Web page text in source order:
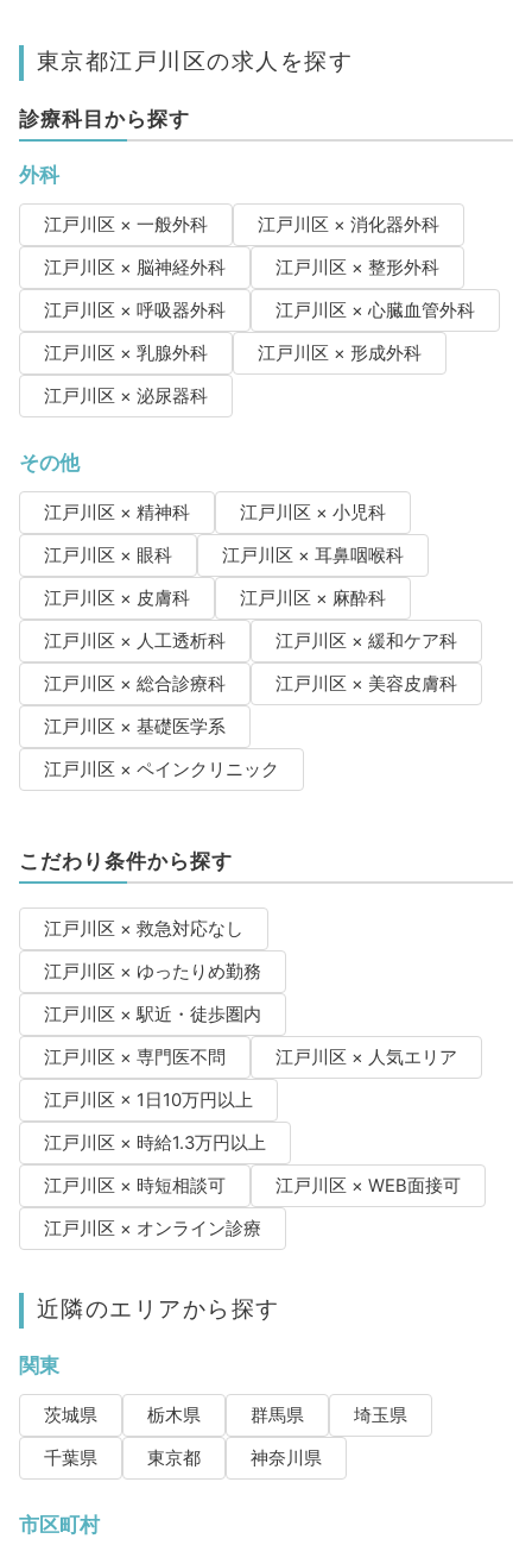
東京都江戸川区の求人を探す
診療科目から探す
外科
江戸川区 × 一般外科
江戸川区 × 消化器外科
江戸川区 × 脳神経外科
江戸川区 × 整形外科
江戸川区 × 呼吸器外科
江戸川区 × 心臓血管外科
江戸川区 × 乳腺外科
江戸川区 × 形成外科
江戸川区 × 泌尿器科
その他
江戸川区 × 精神科
江戸川区 × 小児科
江戸川区 × 眼科
江戸川区 × 耳鼻咽喉科
江戸川区 × 皮膚科
江戸川区 × 麻酔科
江戸川区 × 人工透析科
江戸川区 × 緩和ケア科
江戸川区 × 総合診療科
江戸川区 × 美容皮膚科
江戸川区 × 基礎医学系
江戸川区 × ペインクリニック
こだわり条件から探す
江戸川区 × 救急対応なし
江戸川区 × ゆったりめ勤務
江戸川区 × 駅近・徒歩圏内
江戸川区 × 専門医不問
江戸川区 × 人気エリア
江戸川区 × 1日10万円以上
江戸川区 × 時給1.3万円以上
江戸川区 × 時短相談可
江戸川区 × WEB面接可
江戸川区 × オンライン診療
近隣のエリアから探す
関東
茨城県 栃木県 群馬県
埼玉県
千葉県
東京都 神奈川県
市区町村